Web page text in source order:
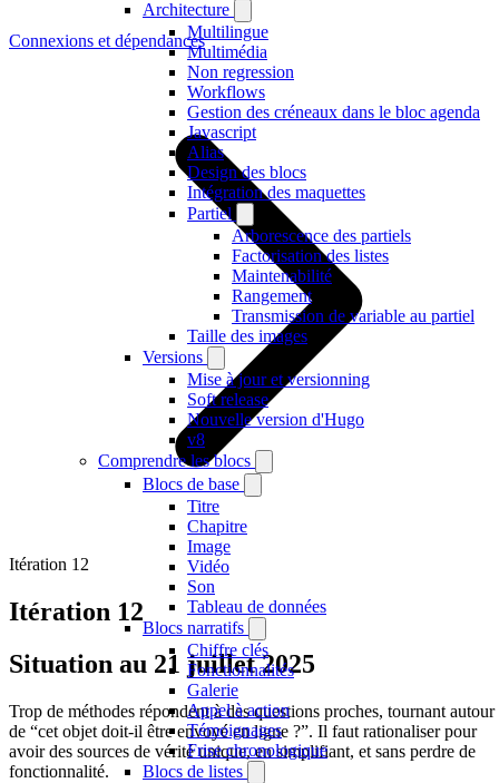
Architecture
Multilingue
Multimédia
Non regression
Workflows
Gestion des créneaux dans le bloc agenda
Javascript
Alias
Design des blocs
Intégration des maquettes
Partiel
Arborescence des partiels
Factorisation des listes
Maintenabilité
Rangement
Transmission de variable au partiel
Taille des images
Versions
Mise à jour et versionning
Soft release
Nouvelle version d'Hugo
v8
Comprendre les blocs
Blocs de base
Titre
Chapitre
Image
Vidéo
Son
Tableau de données
Blocs narratifs
Chiffre clés
Fonctionnalités
Galerie
Appel à action
Témoignages
Frise chronologique
Blocs de listes
Connexions et dépendances
Itération 12
Itération 12
Situation au 21 juillet 2025
Trop de méthodes répondent à des questions proches, tournant autour
de “cet objet doit-il être envoyé en ligne ?”. Il faut rationaliser pour
avoir des sources de vérité unique, en simplifiant, et sans perdre de
fonctionnalité.